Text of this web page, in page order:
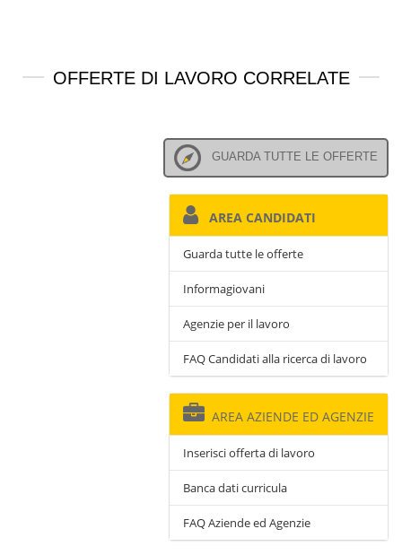
OFFERTE DI LAVORO CORRELATE
GUARDA TUTTE LE OFFERTE
AREA CANDIDATI
Guarda tutte le offerte
Informagiovani
Agenzie per il lavoro
FAQ Candidati alla ricerca di lavoro
AREA AZIENDE ED AGENZIE
Inserisci offerta di lavoro
Banca dati curricula
FAQ Aziende ed Agenzie